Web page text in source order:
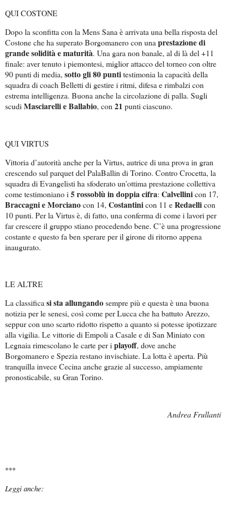
QUI COSTONE
Dopo la sconfitta con la Mens Sana è arrivata una bella risposta del
Costone che ha superato Borgomanero con una prestazione di
grande solidità e maturità. Una gara non banale, al di là del +11
finale: aver tenuto i piemontesi, miglior attacco del torneo con oltre
90 punti di media, sotto gli 80 puntitestimonia la capacità della
squadra di coach Belletti di gestire i ritmi, difesa e rimbalzi con
estrema intelligenza. Buona anche la circolazione di palla. Sugli
scudi Masciarelli e Ballabio, con 21 punti ciascuno.
QUI VIRTUS
Vittoria d’autorità anche per la Virtus, autrice di una prova in gran
crescendo sul parquet del PalaBallin di Torino. Contro Crocetta, la
squadra di Evangelisti ha sfoderato un’ottima prestazione collettiva
come testimoniano i 5 rossoblù in doppia cifra: Calvellinicon 17,
Braccagni e Morcianocon 14, Costantinicon 11 eRedaellicon
10 punti. Per la Virtus è, di fatto, una conferma di come i lavori per
far crescere il gruppo stiano procedendo bene. C’è una progressione
costante e questo fa ben sperare per il girone di ritorno appena
inaugurato.
LE ALTRE
La classifica si sta allungandosempre più e questa è una buona
notizia per le senesi, così come per Lucca che ha battuto Arezzo,
seppur con uno scarto ridotto rispetto a quanto si potesse ipotizzare
alla vigilia. Le vittorie di Empoli a Casale e di San Miniato con
Legnaia rimescolano le carte per i playoff, dove anche
Borgomanero e Spezia restano invischiate. La lotta è aperta. Più
tranquilla invece Cecina anche grazie al successo, ampiamente
pronosticabile, su Gran Torino.
Andrea Frullanti
***
Leggi anche: